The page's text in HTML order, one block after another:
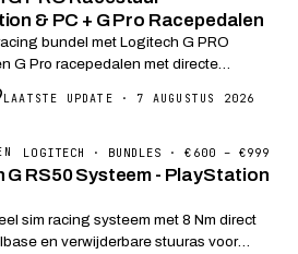
& PC + G Pro Racepedalen
bundel met Logitech G PRO
G Pro racepedalen met directe
Drive) en TRUEFORCE
PlayStation en PC.
LAATSTE UPDATE · 7 AUGUSTUS 2026
LOGITECH · BUNDLES · €600 – €999
G RS50 Systeem - PlayStation
sim racing systeem met 8 Nm direct
en verwijderbare stuuras voor